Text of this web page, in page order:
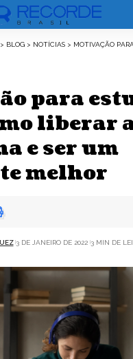
> BLOG > NOTÍCIAS > MOTIVAÇÃO PARA ESTUDAR: SAIBA COMO LIBERAR
para
liberar
e ser um
melhor
3 DE JANEIRO DE 2022 3 MIN DE